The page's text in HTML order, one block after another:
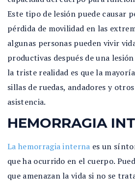
Este tipo de lesión puede causar
pérdida de movilidad en las
algunas personas pueden vivir
productivas después de una
la triste realidad es que la
sillas de ruedas, andadores y
asistencia.
HEMORRAGIA
La hemorragia interna es un
que ha ocurrido en el cuerpo.
que amenazan la vida si no se